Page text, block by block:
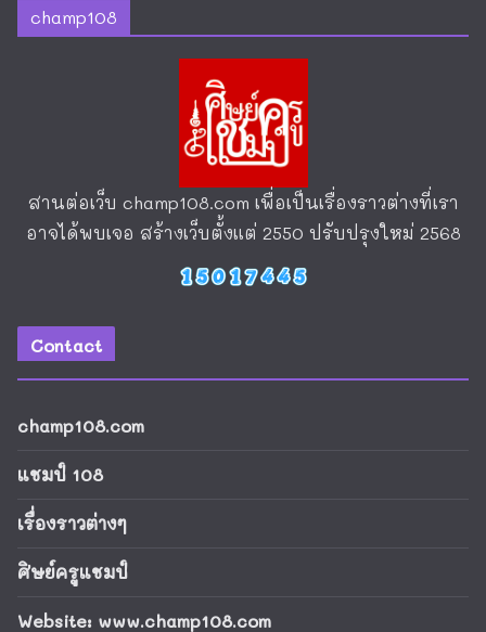
champ108
สานต่อเว็บ champ108.com เพื่อเป็นเรื่องราวต่างที่เรา
อาจได้พบเจอ สร้างเว็บตั้งแต่ 2550 ปรับปรุงใหม่ 2568
Contact
champ108.com
แชมป์ 108
เรื่องราวต่างๆ
ศิษย์ครูแชมป์
Website: www.champ108.com